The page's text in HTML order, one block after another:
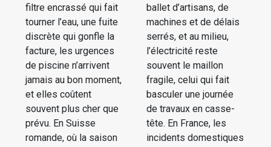
filtre encrassé qui fait
tourner l’eau, une fuite
discrète qui gonfle la
facture, les urgences
de piscine n’arrivent
jamais au bon moment,
et elles coûtent
souvent plus cher que
prévu. En Suisse
romande, où la saison
ballet d’artisans, de
machines et de délais
serrés, et au milieu,
l’électricité reste
souvent le maillon
fragile, celui qui fait
basculer une journée
de travaux en casse-
tête. En France, les
incidents domestiques